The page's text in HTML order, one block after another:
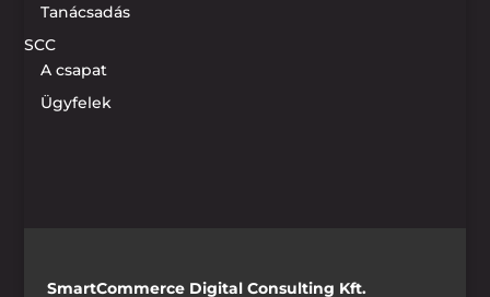
Tanácsadás
SCC
A csapat
Ügyfelek
SmartCommerce Digital Consulting Kft.